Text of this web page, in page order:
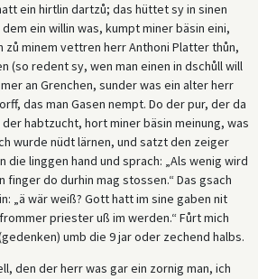
ein hirtlin dartzů; das hüttet sy in sinen
ein willin was, kumpt miner bäsin eini,
zů minem vettren herr Anthoni Platter thůn,
(so redent sy, wen man einen in dschůll will
an Grenchen, sunder was ein alter herr
das man Gasen nempt. Do der pur, der da
habtzucht, hort miner bäsin meinung, was
wurde nüdt lärnen, und satzt den zeiger
die linggen hand und sprach: „Als wenig wird
finger do durhin mag stossen.“ Das gsach
„ä wär weiß? Gott hatt im sine gaben nit
priester uß im werden.“ Fůrt mich
umb die 9 jar oder zechend halbs.
den der herr was gar ein zornig man, ich